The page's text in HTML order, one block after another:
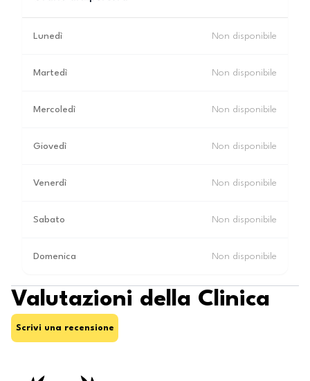
Lunedì Non disponibile
Martedì Non disponibile
Mercoledì Non disponibile
Giovedì Non disponibile
Venerdì Non disponibile
Sabato Non disponibile
Domenica Non disponibile
Valutazioni della Clinica
Scrivi una recensione